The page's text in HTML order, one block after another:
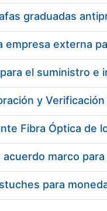
el suministro e
para